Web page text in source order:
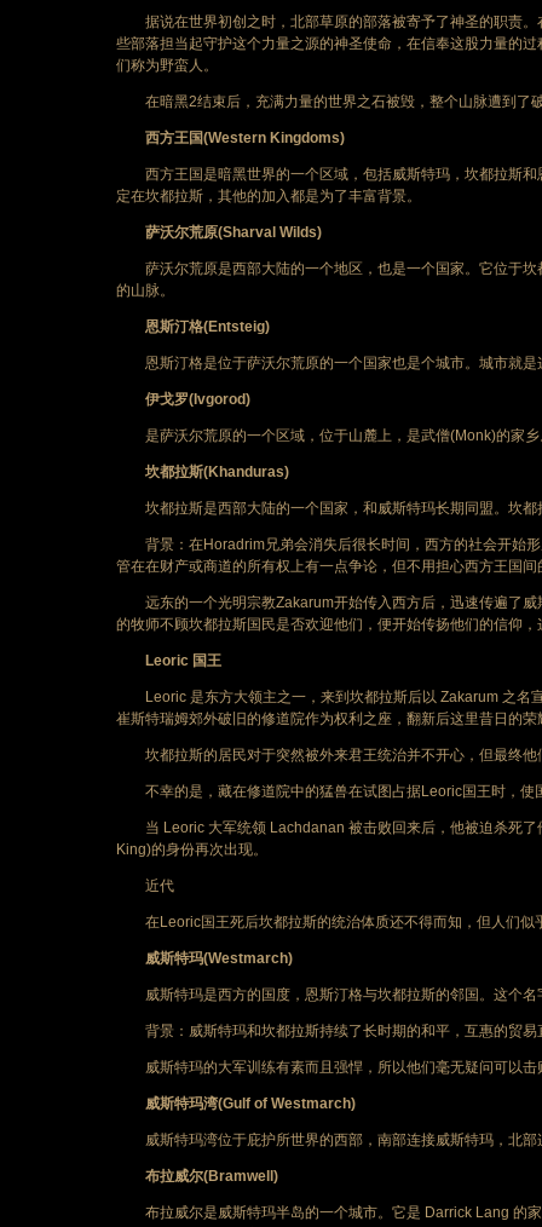
据说在世界初创之时，北部草原的部落被寄予了神圣的职责。
些部落担当起守护这个力量之源的神圣使命，在信奉这股力量的
们称为野蛮人。
在暗黑2结束后，充满力量的世界之石被毁，整个山脉遭到了
西方王国(Western Kingdoms)
西方王国是暗黑世界的一个区域，包括威斯特玛，坎都拉斯和
定在坎都拉斯，其他的加入都是为了丰富背景。
萨沃尔荒原(Sharval Wilds)
萨沃尔荒原是西部大陆的一个地区，也是一个国家。它位于坎
的山脉。
恩斯汀格(Entsteig)
恩斯汀格是位于萨沃尔荒原的一个国家也是个城市。城市就是
伊戈罗(Ivgorod)
是萨沃尔荒原的一个区域，位于山麓上，是武僧(Monk)的家乡
坎都拉斯(Khanduras)
坎都拉斯是西部大陆的一个国家，和威斯特玛长期同盟。坎都
背景：在Horadrim兄弟会消失后很长时间，西方的社会开始形
管在在财产或商道的所有权上有一点争论，但不用担心西方王国
远东的一个光明宗教Zakarum开始传入西方后，迅速传遍了威
的牧师不顾坎都拉斯国民是否欢迎他们，便开始传扬他们的信仰
Leoric 国王
Leoric 是东方大领主之一，来到坎都拉斯后以 Zakarum 之名
崔斯特瑞姆郊外破旧的修道院作为权利之座，翻新后这里昔日的荣
坎都拉斯的居民对于突然被外来君王统治并不开心，但最终他
不幸的是，藏在修道院中的猛兽在试图占据Leoric国王时，使
当 Leoric 大军统领 Lachdanan 被击败回来后，他被迫杀死了
King)的身份再次出现。
近代
在Leoric国王死后坎都拉斯的统治体质还不得而知，但人们似
威斯特玛(Westmarch)
威斯特玛是西方的国度，恩斯汀格与坎都拉斯的邻国。这个名
背景：威斯特玛和坎都拉斯持续了长时期的和平，互惠的贸易
威斯特玛的大军训练有素而且强悍，所以他们毫无疑问可以击
威斯特玛湾(Gulf of Westmarch)
威斯特玛湾位于庇护所世界的西部，南部连接威斯特玛，北部
布拉威尔(Bramwell)
布拉威尔是威斯特玛半岛的一个城市。它是 Darrick Lang 的